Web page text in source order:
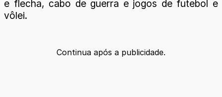
e flecha, cabo de guerra e jogos de futebol e
vôlei.
Continua após a publicidade.